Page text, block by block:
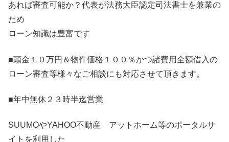
あれば審査可能か？代表が法務大臣認定司法書士を兼業の
ため
ローン知識は豊富です
■頭金１０万円＆物件価格１００％かつ諸費用全額借入の
ローン審査等様々なご相談にも対応させて頂きます。
■年中無休２３時半迄営業
SUUMOやYAHOO不動産 アットホーム等のポータルサ
イトを利用した